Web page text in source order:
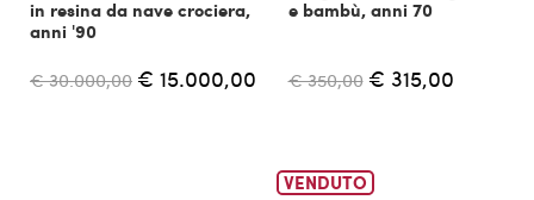
in resina da nave crociera,
anni '90
€ 30.000,00 € 15.000,00
e bambù, anni 70
€ 350,00 € 315,00
VENDUTO